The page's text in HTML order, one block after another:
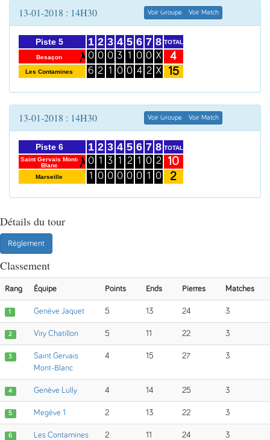
13-01-2018 : 14H30 Voir Groupe Voir Match
Piste 5
Besaçon
Les Contamines
1
0
6
2
0
2
3
0
1
4
3
0
5
1
0
6
0
4
7
0
2
8
X
X
TOTAL
4
15
13-01-2018 : 14H30 Voir Groupe Voir Match
Piste 6
Saint Gervais Mont-
Blanc
Marseille
1
0
1
2
1
0
3
3
0
4
1
0
5
2
0
6
1
0
7
0
1
8
2
0
TOTAL
10
2
Détails du tour
Règlement
Classement
Rang Équipe Points Ends Pierres Matches
1 Genève Jaquet 5 13 24 3
2 Viry Chatillon 5 11 22 3
3
Saint Gervais
Mont-Blanc
4 15 27 3
4 Genève Lully 4 14 25 3
5 Megève 1 2 13 22 3
6 Les Contamines 2 11 24 3